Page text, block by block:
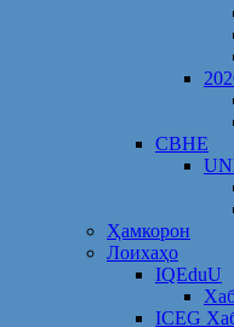
CBHE
Ҳамкорон
Лоихаҳо
IQEduU
ICEG